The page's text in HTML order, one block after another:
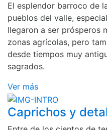
El esplendor barroco de
pueblos del valle,
llegaron a ser prósperos
zonas agrícolas, pero
desde tiempos muy
sagrados.
Ver más
Caprichos y